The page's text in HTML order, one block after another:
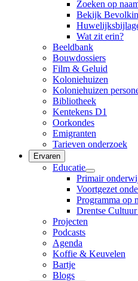
Zoeken op
Bekijk
Wat zit erin?
Beeldbank
Bouwdossiers
Film & Geluid
Koloniehuizen
Koloniehuizen
Bibliotheek
Kentekens D1
Oorkondes
Emigranten
Tarieven onderzoek
Ervaren
Educatie
Primair
Voortgezet
Programma op
Drentse
Projecten
Podcasts
Agenda
Koffie & Keuvelen
Bartje
Blogs